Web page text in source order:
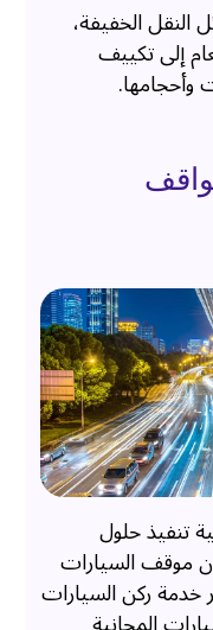
النقل الخفيفة،
إلى تكييف
تنفيذ حلول
موقف السيارات
رقم 3 الذي يوفر خدمة ركن السيارات